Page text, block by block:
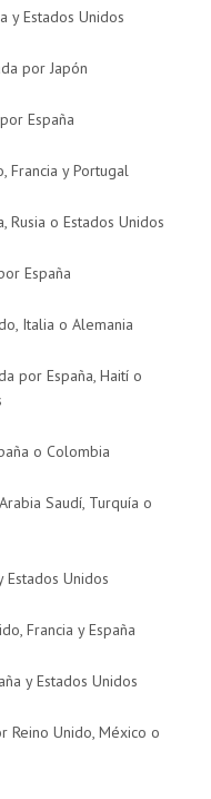
y Estados Unidos
por Japón
España
Francia y Portugal
Rusia o Estados Unidos
España
Italia o Alemania
por España, Haití o
o Colombia
Saudí, Turquía o
Unidos
Francia y España
y Estados Unidos
Reino Unido, México o